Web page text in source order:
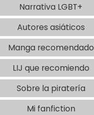
Narrativa LGBT+
Autores asiáticos
Manga recomendado
LIJ que recomiendo
Sobre la piratería
Mi fanfiction